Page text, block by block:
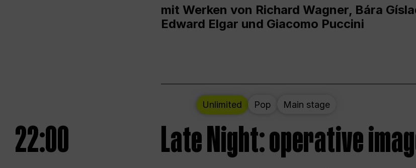
mit Werken von Richard Wagner, Bára
Edward Elgar und Giacomo Puccini
Unlimited Pop Main stage
22:00 Late Night: operative